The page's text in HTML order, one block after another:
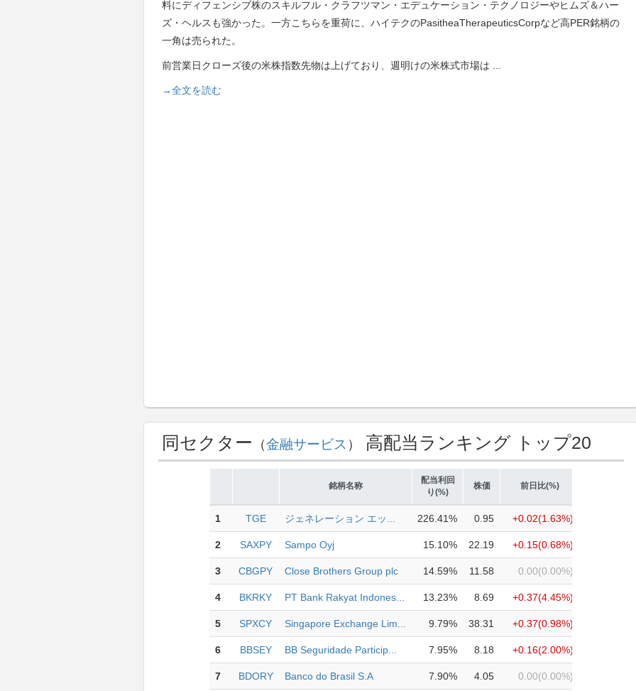
料にディフェンシブ株のスキルフル・クラフツマン・エデュケーション・テクノロジーやヒムズ＆ハー
ズ・ヘルスも強かった。一方こちらを重荷に、ハイテクのPasitheaTherapeuticsCorpなど高PER銘柄の
一角は売られた。
前営業日クローズ後の米株指数先物は上げており、週明けの米株式市場は ...
→全文を読む
同セクター （金融サービス ） 高配当ランキング トップ20
銘柄名称
配当利回
り(%)
株価 前日比(%)
1 TGE ジェネレーション エッ... 226.41% 0.95 +0.02(1.63%)
2 SAXPY Sampo Oyj 15.10% 22.19 +0.15(0.68%)
3 CBGPY Close Brothers Group plc 14.59% 11.58 0.00(0.00%)
4 BKRKY PT Bank Rakyat Indones... 13.23% 8.69 +0.37(4.45%)
5 SPXCY Singapore Exchange Lim... 9.79% 38.31 +0.37(0.98%)
6 BBSEY BB Seguridade Particip... 7.95% 8.18 +0.16(2.00%)
7 BDORY Banco do Brasil S.A 7.90% 4.05 0.00(0.00%)